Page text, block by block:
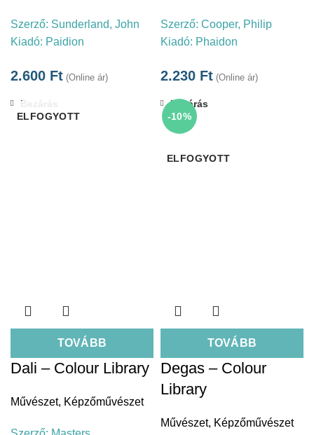
Szerző: Sunderland, John
Kiadó: Paidion
2.600 Ft (Online ár)
Szerző: Cooper, Philip
Kiadó: Phaidon
2.230 Ft (Online ár)
ELFOGYOTT
TOVÁBB
Bezárás
Dali – Colour Library
Művészet, Képzőművészet
-10%
ELFOGYOTT
TOVÁBB
Bezárás
Degas – Colour
Library
Művészet, Képzőművészet